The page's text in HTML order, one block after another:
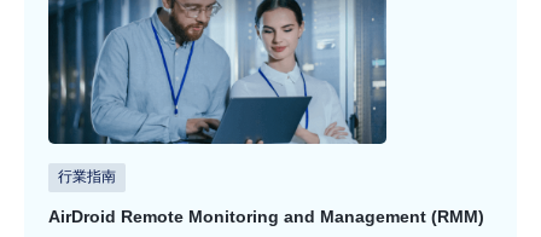
行業指南
AirDroid Remote Monitoring and Management (RMM)